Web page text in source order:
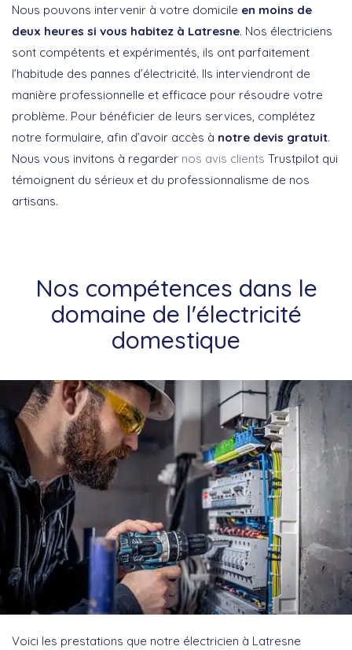
Nous pouvons intervenir à votre domicile en moins de
deux heures si vous habitez à Latresne. Nos électriciens
sont compétents et expérimentés, ils ont parfaitement
l’habitude des pannes d’électricité. Ils interviendront de
manière professionnelle et efficace pour résoudre votre
problème. Pour bénéficier de leurs services, complétez
notre formulaire, afin d’avoir accès à notre devis gratuit.
Nous vous invitons à regarder nos avis clients Trustpilot qui
témoignent du sérieux et du professionnalisme de nos
artisans.
Nos compétences dans le
domaine de l'électricité
domestique
Voici les prestations que notre électricien à Latresne